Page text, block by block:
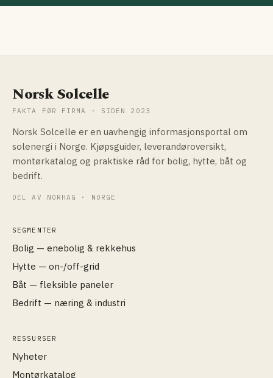
Norsk Solcelle
FAKTA FØR FIRMA · SIDEN 2023
Norsk Solcelle er en uavhengig informasjonsportal om
solenergi i Norge. Kjøpsguider, leverandøroversikt,
montørkatalog og praktiske råd for bolig, hytte, båt og
bedrift.
DEL AV NORHAG · NORGE
SEGMENTER
Bolig — enebolig & rekkehus
Hytte — on-/off-grid
Båt — fleksible paneler
Bedrift — næring & industri
RESSURSER
Nyheter
Montørkatalog